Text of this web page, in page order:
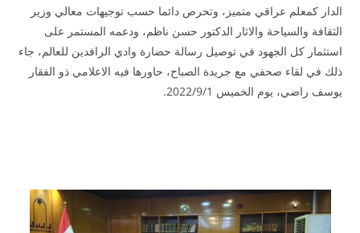
الدار كمعلم عراقي متميز، وتحرص دائما حسب توجيهات معالي وزير
الثقافة والسياحة والاثار الدكتور حسن ناظم، ودعمه المستمر على
استثمار كل الجهود في توصيل رسالة حضارة وادي الرافدين للعالم، جاء
ذلك في لقاء صحفي مع جريدة الصباح، حاورها فيه الاعلامي ذو الفقار
يوسف راضي، يوم الخميس 2022/9/1.